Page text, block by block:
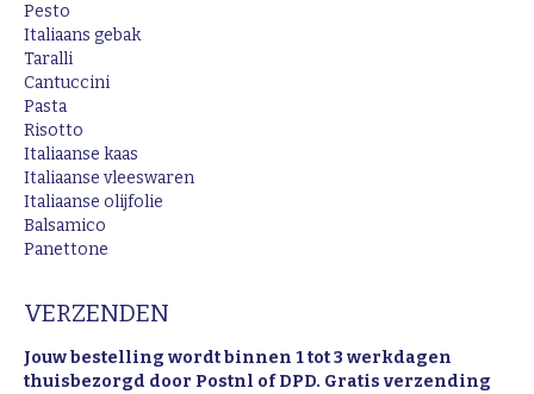
Pesto
Italiaans gebak
Taralli
Cantuccini
Pasta
Risotto
Italiaanse kaas
Italiaanse vleeswaren
Italiaanse olijfolie
Balsamico
Panettone
VERZENDEN
Jouw bestelling wordt binnen 1 tot 3 werkdagen
thuisbezorgd door Postnl of DPD. Gratis verzending